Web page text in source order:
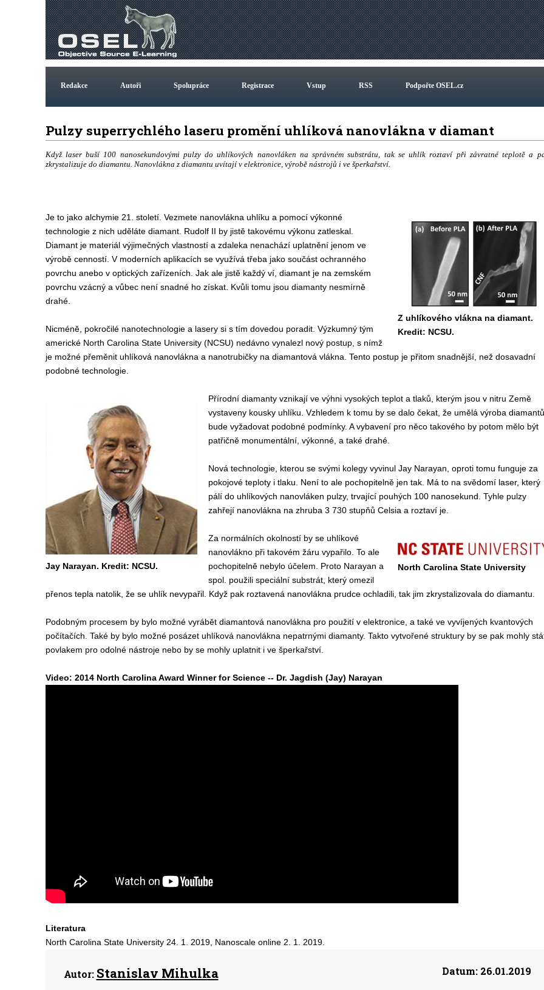
Redakce Autoři Spolupráce Registrace Vstup RSS Podpořte OSEL.cz
Pulzy superrychlého laseru promění uhlíková nanovlákna v diamant
Když laser buší 100 nanosekundovými pulzy do uhlíkových nanovláken na správném substrátu, tak se uhlík roztaví při závratné teplotě a
zkrystalizuje do diamantu. Nanovlákna z diamantu uvítají v elektronice, výrobě nástrojů i ve šperkařství.
Z uhlíkového vlákna na diamant.
Kredit: NCSU.
Je to jako alchymie 21. století. Vezmete nanovlákna uhlíku a pomocí výkonné
technologie z nich uděláte diamant. Rudolf II by jistě takovému výkonu zatleskal.
Diamant je materiál výjimečných vlastností a zdaleka nenachází uplatnění jenom ve
výrobě cenností. V moderních aplikacích se využívá třeba jako součást ochranného
povrchu anebo v optických zařízeních. Jak ale jistě každý ví, diamant je na zemském
povrchu vzácný a vůbec není snadné ho získat. Kvůli tomu jsou diamanty nesmírně
drahé.
Nicméně, pokročilé nanotechnologie a lasery si s tím dovedou poradit. Výzkumný tým
americké North Carolina State University (NCSU) nedávno vynalezl nový postup, s nímž
je možné přeměnit uhlíková nanovlákna a nanotrubičky na diamantová vlákna. Tento postup je přitom snadnější, než dosavadní
podobné technologie.
Jay Narayan. Kredit: NCSU.
Přírodní diamanty vznikají ve výhni vysokých teplot a tlaků, kterým jsou v nitru Země
vystaveny kousky uhlíku. Vzhledem k tomu by se dalo čekat, že umělá výroba diamantů
bude vyžadovat podobné podmínky. A vybavení pro něco takového by potom mělo být
patřičně monumentální, výkonné, a také drahé.
Nová technologie, kterou se svými kolegy vyvinul Jay Narayan, oproti tomu funguje za
pokojové teploty i tlaku. Není to ale pochopitelně jen tak. Má to na svědomí laser, který
pálí do uhlíkových nanovláken pulzy, trvající pouhých 100 nanosekund. Tyhle pulzy
zahřejí nanovlákna na zhruba 3 730 stupňů Celsia a roztaví je.
North Carolina State University
Za normálních okolností by se uhlíkové
nanovlákno při takovém žáru vypařilo. To ale
pochopitelně nebylo účelem. Proto Narayan a
spol. použili speciální substrát, který omezil
přenos tepla natolik, že se uhlík nevypařil. Když pak roztavená nanovlákna prudce ochladili, tak jim zkrystalizovala do diamantu.
Podobným procesem by bylo možné vyrábět diamantová nanovlákna pro použití v elektronice, a také ve vyvíjených kvantových
počítačích. Také by bylo možné posázet uhlíková nanovlákna nepatrnými diamanty. Takto vytvořené struktury by se pak mohly
povlakem pro odolné nástroje nebo by se mohly uplatnit i ve šperkařství.
Video: 2014 North Carolina Award Winner for Science -- Dr. Jagdish (Jay) Narayan
Literatura
North Carolina State University 24. 1. 2019, Nanoscale online 2. 1. 2019.
Autor: Stanislav Mihulka Datum:26.01.2019